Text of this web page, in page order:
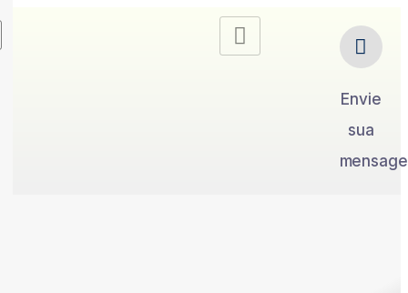
Envie
sua